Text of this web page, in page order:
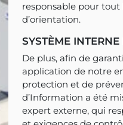
responsable pour tout
d’orientation.
SYSTÈME
De plus, afin de
application de notre
protection et de
d’Information a été
expert externe, qui